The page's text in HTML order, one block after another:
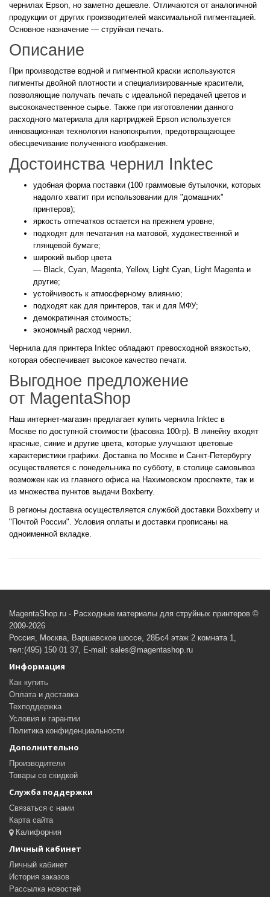
чернилах Epson, но заметно дешевле. Отличаются от аналогичной
продукции от других производителей максимальной пигментацией.
Основное назначение — струйная печать.
Описание
При производстве водной и пигментной краски используются
пигменты двойной плотности и специализированные красители,
позволяющие получать печать с идеальной передачей цветов и
высококачественное сырье. Также при изготовлении данного
расходного материала для картриджей Epson используется
инновационная технология нанопокрытия, предотвращающее
обесцвечивание полученного изображения.
Достоинства чернил Inktec
удобная форма поставки (100 граммовые бутылочки, которых
надолго хватит при использовании для "домашних"
принтеров);
яркость отпечатков остается на прежнем уровне;
подходят для печатания на матовой, художественной и
глянцевой бумаге;
широкий выбор цвета
— Black, Cyan, Magenta, Yellow, Light Cyan, Light Magenta и
другие;
устойчивость к атмосферному влиянию;
подходят как для принтеров, так и для МФУ;
демократичная стоимость;
экономный расход чернил.
Чернила для принтера Inktec обладают превосходной вязкостью,
которая обеспечивает высокое качество печати.
Выгодное предложение
от MagentaShop
Наш интернет-магазин предлагает купить чернила Inktec в
Москве по доступной стоимости (фасовка 100гр). В линейку входят
красные, синие и другие цвета, которые улучшают цветовые
характеристики графики. Доставка по Москве и Санкт-Петербургу
осуществляется с понедельника по субботу, в столице самовывоз
возможен как из главного офиса на Нахимовском проспекте, так и
из множества пунктов выдачи Boxberry.
В регионы доставка осуществляется службой доставки Boxxberry и
"Почтой России". Условия оплаты и доставки прописаны на
одноименной вкладке.
MagentaShop.ru - Расходные материалы для струйных принтеров ©
2009-2026
Россия, Москва, Варшавское шоссе, 28Бс4 этаж 2 комната 1,
тел:(495) 150 01 37, E-mail: sales@magentashop.ru
Информация
Как купить
Оплата и доставка
Техподдержка
Условия и гарантии
Политика конфиденциальности
Дополнительно
Производители
Товары со скидкой
Служба поддержки
Связаться с нами
Карта сайта
Калифорния
Личный кабинет
Личный кабинет
История заказов
Рассылка новостей